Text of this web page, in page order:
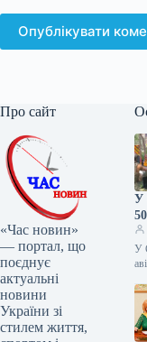
Опублікувати
Про сайт
«Час новин»
— портал, що
поєднує
актуальні
новини
України зі
стилем життя,
У
У